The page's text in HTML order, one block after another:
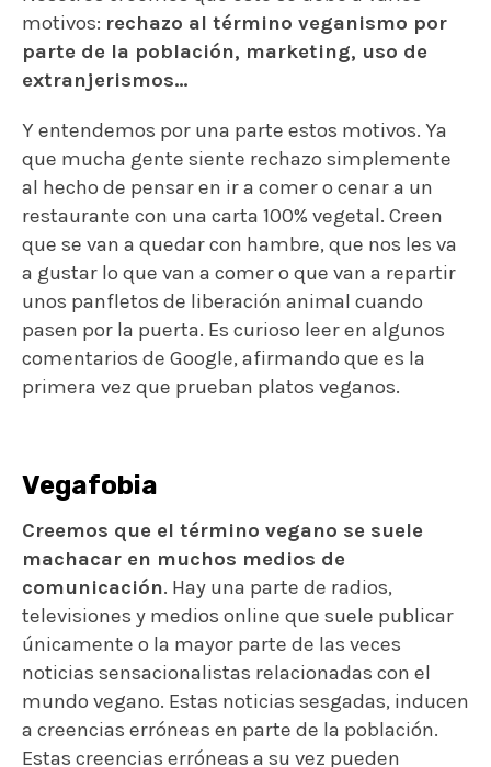
motivos: rechazo al término veganismo por
parte de la población, marketing, uso de
extranjerismos…
Y entendemos por una parte estos motivos. Ya
que mucha gente siente rechazo simplemente
al hecho de pensar en ir a comer o cenar a un
restaurante con una carta 100% vegetal. Creen
que se van a quedar con hambre, que nos les va
a gustar lo que van a comer o que van a repartir
unos panfletos de liberación animal cuando
pasen por la puerta. Es curioso leer en algunos
comentarios de Google, afirmando que es la
primera vez que prueban platos veganos.
Vegafobia
Creemos que el término vegano se suele
machacar en muchos medios de
comunicación. Hay una parte de radios,
televisiones y medios online que suele publicar
únicamente o la mayor parte de las veces
noticias sensacionalistas relacionadas con el
mundo vegano. Estas noticias sesgadas, inducen
a creencias erróneas en parte de la población.
Estas creencias erróneas a su vez pueden